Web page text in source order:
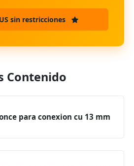
sin restricciones
Contenido
para conexion cu 13 mm